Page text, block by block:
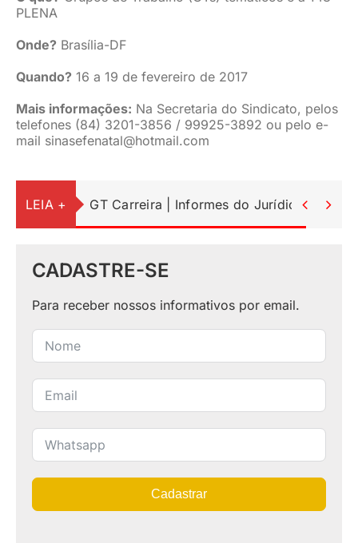
PLENA
Onde? Brasília-DF
Quando? 16 a 19 de fevereiro de 2017
Mais informações: Na Secretaria do Sindicato, pelos
telefones (84) 3201-3856 / 99925-3892 ou pelo e-
mail sinasefenatal@hotmail.com
LEIA + GT Carreira | Informes do Jurídico 
CADASTRE-SE
Para receber nossos informativos por email.
Cadastrar